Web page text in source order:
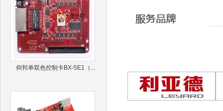
仰邦单双色控制卡BX-5E1（...